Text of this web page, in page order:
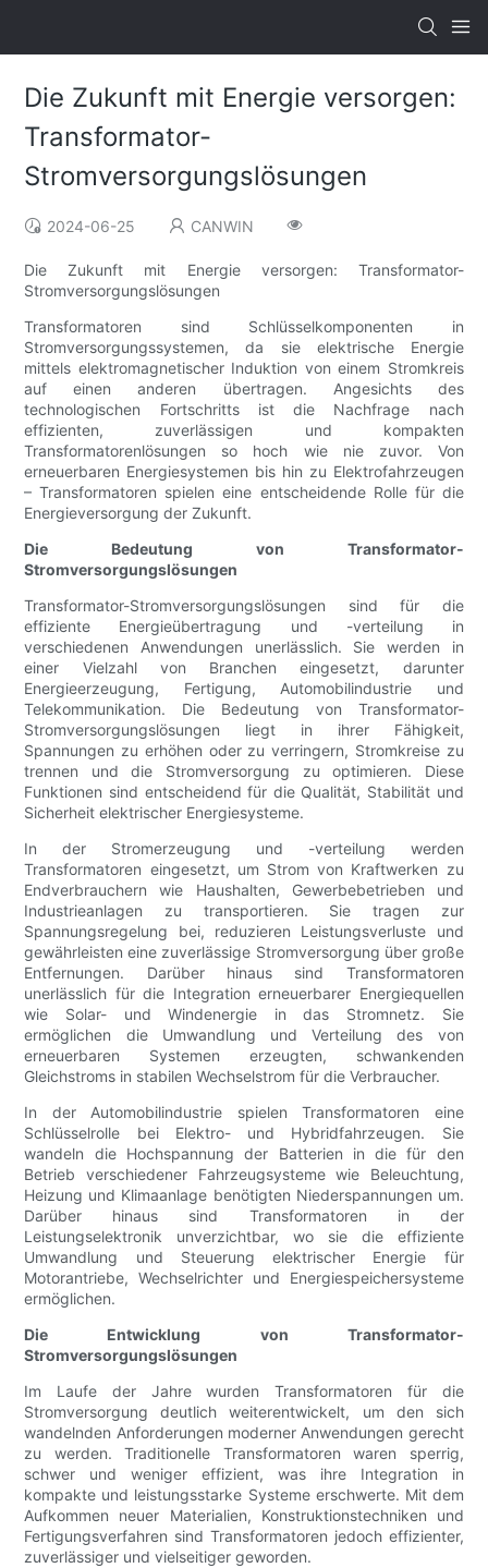
Die Zukunft mit Energie versorgen:
Transformator-
Stromversorgungslösungen
2024-06-25 CANWIN
Die Zukunft mit Energie versorgen: Transformator-
Stromversorgungslösungen
Transformatoren sind Schlüsselkomponenten in
Stromversorgungssystemen, da sie elektrische Energie
mittels elektromagnetischer Induktion von einem Stromkreis
auf einen anderen übertragen. Angesichts des
technologischen Fortschritts ist die Nachfrage nach
effizienten, zuverlässigen und kompakten
Transformatorenlösungen so hoch wie nie zuvor. Von
erneuerbaren Energiesystemen bis hin zu Elektrofahrzeugen
– Transformatoren spielen eine entscheidende Rolle für die
Energieversorgung der Zukunft.
Die Bedeutung von Transformator-
Stromversorgungslösungen
Transformator-Stromversorgungslösungen sind für die
effiziente Energieübertragung und -verteilung in
verschiedenen Anwendungen unerlässlich. Sie werden in
einer Vielzahl von Branchen eingesetzt, darunter
Energieerzeugung, Fertigung, Automobilindustrie und
Telekommunikation. Die Bedeutung von Transformator-
Stromversorgungslösungen liegt in ihrer Fähigkeit,
Spannungen zu erhöhen oder zu verringern, Stromkreise zu
trennen und die Stromversorgung zu optimieren. Diese
Funktionen sind entscheidend für die Qualität, Stabilität und
Sicherheit elektrischer Energiesysteme.
In der Stromerzeugung und -verteilung werden
Transformatoren eingesetzt, um Strom von Kraftwerken zu
Endverbrauchern wie Haushalten, Gewerbebetrieben und
Industrieanlagen zu transportieren. Sie tragen zur
Spannungsregelung bei, reduzieren Leistungsverluste und
gewährleisten eine zuverlässige Stromversorgung über große
Entfernungen. Darüber hinaus sind Transformatoren
unerlässlich für die Integration erneuerbarer Energiequellen
wie Solar- und Windenergie in das Stromnetz. Sie
ermöglichen die Umwandlung und Verteilung des von
erneuerbaren Systemen erzeugten, schwankenden
Gleichstroms in stabilen Wechselstrom für die Verbraucher.
In der Automobilindustrie spielen Transformatoren eine
Schlüsselrolle bei Elektro- und Hybridfahrzeugen. Sie
wandeln die Hochspannung der Batterien in die für den
Betrieb verschiedener Fahrzeugsysteme wie Beleuchtung,
Heizung und Klimaanlage benötigten Niederspannungen um.
Darüber hinaus sind Transformatoren in der
Leistungselektronik unverzichtbar, wo sie die effiziente
Umwandlung und Steuerung elektrischer Energie für
Motorantriebe, Wechselrichter und Energiespeichersysteme
ermöglichen.
Die Entwicklung von Transformator-
Stromversorgungslösungen
Im Laufe der Jahre wurden Transformatoren für die
Stromversorgung deutlich weiterentwickelt, um den sich
wandelnden Anforderungen moderner Anwendungen gerecht
zu werden. Traditionelle Transformatoren waren sperrig,
schwer und weniger effizient, was ihre Integration in
kompakte und leistungsstarke Systeme erschwerte. Mit dem
Aufkommen neuer Materialien, Konstruktionstechniken und
Fertigungsverfahren sind Transformatoren jedoch effizienter,
zuverlässiger und vielseitiger geworden.